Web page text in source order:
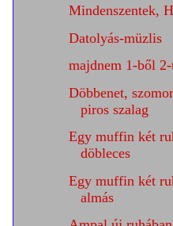
Mindenszentek,
Datolyás-müzlis
majdnem 1-ből
Döbbenet,
piros szalag
Egy muffin két
döbleces
Egy muffin két
almás